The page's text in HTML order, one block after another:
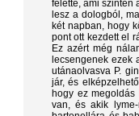
felette, ami szintén
lesz a dologból,
két napban, hogy
pont ott kezdett el
Ez azért még
lecsengenek ezek
utánaolvasva P.
jár, és
hogy ez megoldás
van, és akik